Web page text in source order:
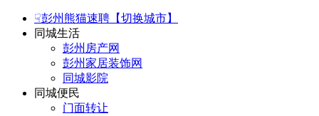
☟彭州熊猫速聘【切换城市】
同城生活
彭州房产网
彭州家居装饰网
同城影院
同城便民
门面转让